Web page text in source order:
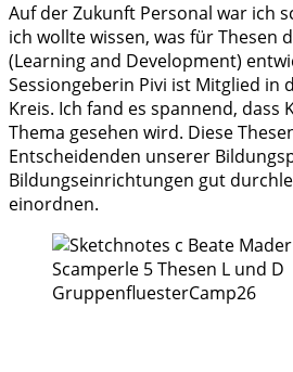
Auf der Zukunft Personal war ich
ich wollte wissen, was für Thesen
(Learning and Development)
Sessiongeberin Pivi ist Mitglied in
Kreis. Ich fand es spannend, dass
Thema gesehen wird. Diese
Entscheidenden unserer
Bildungseinrichtungen gut
einordnen.